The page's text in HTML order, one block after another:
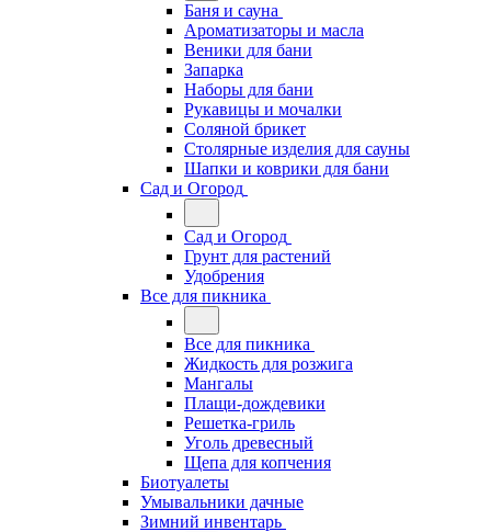
Баня и сауна
Ароматизаторы и масла
Веники для бани
Запарка
Наборы для бани
Рукавицы и мочалки
Соляной брикет
Столярные изделия для сауны
Шапки и коврики для бани
Сад и Огород
Сад и Огород
Грунт для растений
Удобрения
Все для пикника
Все для пикника
Жидкость для розжига
Мангалы
Плащи-дождевики
Решетка-гриль
Уголь древесный
Щепа для копчения
Биотуалеты
Умывальники дачные
Зимний инвентарь